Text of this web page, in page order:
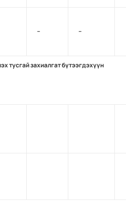
–
–
тусгай захиалгат бүтээгдэхүүн